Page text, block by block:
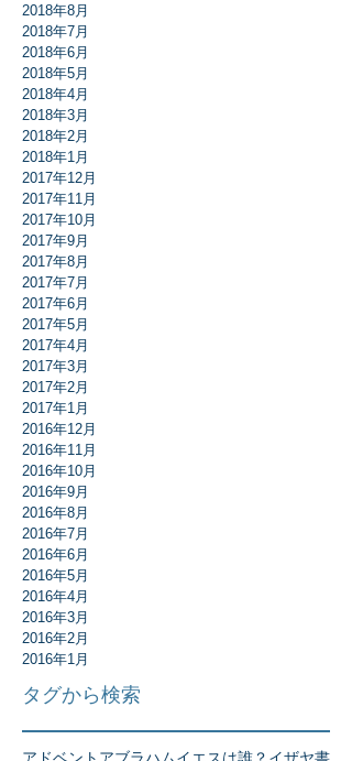
2018年8月
2018年7月
2018年6月
2018年5月
2018年4月
2018年3月
2018年2月
2018年1月
2017年12月
2017年11月
2017年10月
2017年9月
2017年8月
2017年7月
2017年6月
2017年5月
2017年4月
2017年3月
2017年2月
2017年1月
2016年12月
2016年11月
2016年10月
2016年9月
2016年8月
2016年7月
2016年6月
2016年5月
2016年4月
2016年3月
2016年2月
2016年1月
タグから検索